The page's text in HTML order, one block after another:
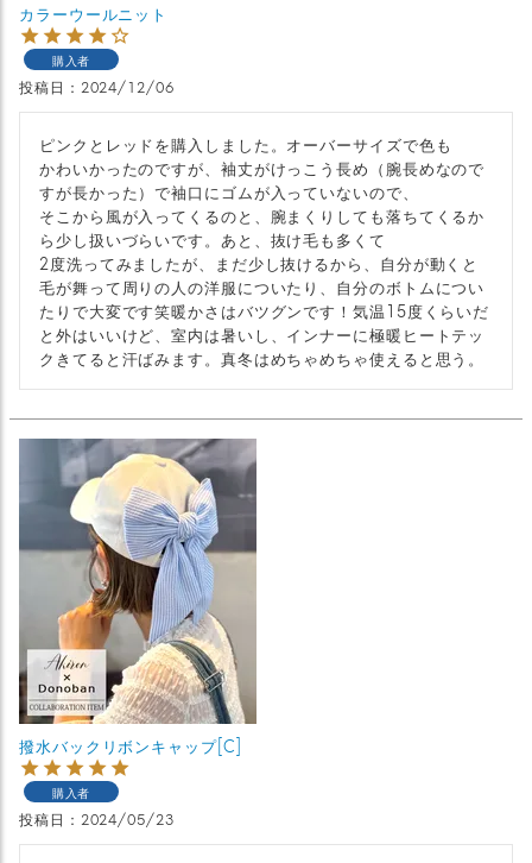
カラーウールニット
購入者
投稿日 2024/12/06
ピンクとレッドを購入しました。オーバーサイズで色も
かわいかったのですが、袖丈がけっこう長め（腕長めなので
すが長かった）で袖口にゴムが入っていないので、
そこから風が入ってくるのと、腕まくりしても落ちてくるか
ら少し扱いづらいです。あと、抜け毛も多くて
2度洗ってみましたが、まだ少し抜けるから、自分が動くと
毛が舞って周りの人の洋服についたり、自分のボトムについ
たりで大変です笑暖かさはバツグンです！気温15度くらいだ
と外はいいけど、室内は暑いし、インナーに極暖ヒートテッ
クきてると汗ばみます。真冬はめちゃめちゃ使えると思う。
撥水バックリボンキャップ[C]
購入者
投稿日 2024/05/23